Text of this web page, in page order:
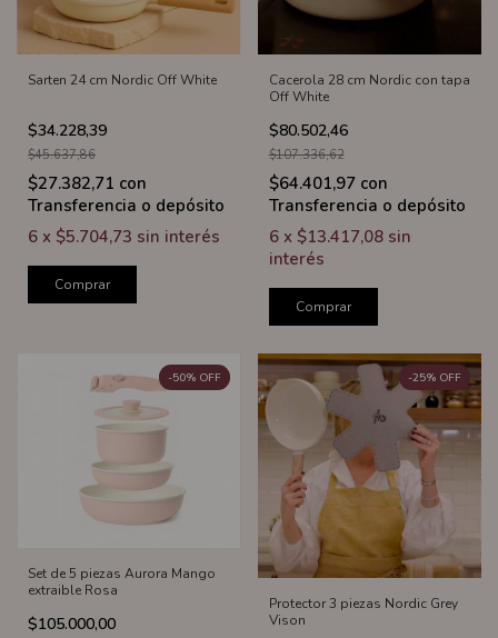
Sarten 24 cm Nordic Off White
$34.228,39
$45.637,86
$27.382,71 con
Transferencia o depósito
6 x $5.704,73 sin interés
Comprar
Cacerola 28 cm Nordic con tapa
Off White
$80.502,46
$107.336,62
$64.401,97 con
Transferencia o depósito
6 x $13.417,08 sin
interés
Comprar
Set de 5 piezas Aurora Mango
extraible Rosa
$105.000,00
-50% OFF
Protector 3 piezas Nordic Grey
Vison
-25% OFF